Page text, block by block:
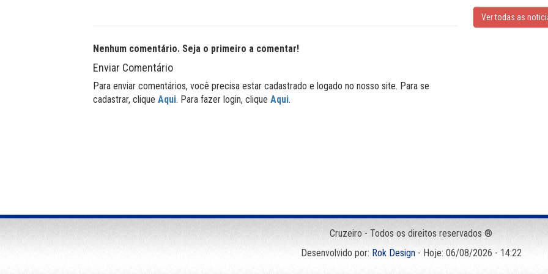
Nenhum comentário. Seja o primeiro a comentar!
Enviar Comentário
Para enviar comentários, você precisa estar cadastrado e logado no nosso site. Para se
cadastrar, clique Aqui. Para fazer login, clique Aqui.
Ver todas as
Cruzeiro - Todos os direitos reservados ®
Desenvolvido por: Rok Design- Hoje: 06/08/2026 - 14:22